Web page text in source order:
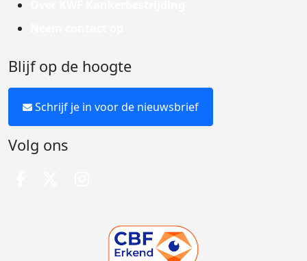
Blijf op de hoogte
Schrijf je in voor de nieuwsbrief
Volg ons